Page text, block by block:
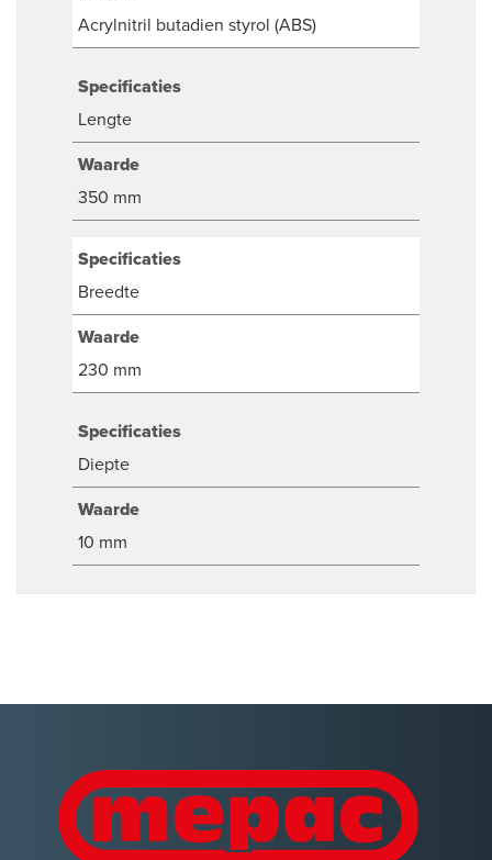
Acrylnitril butadien styrol (ABS)
Specificaties
Lengte
Waarde
350 mm
Specificaties
Breedte
Waarde
230 mm
Specificaties
Diepte
Waarde
10 mm